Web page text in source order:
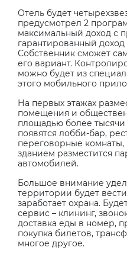
Отель будет
предусмотрел 2
максимальный доход с
гарантированный
Собственник сможет
его вариант.
можно будет из
этого мобильного
На первых этажах
помещения и
площадью более тысячи
появятся лобби-бар,
переговорные комнаты,
зданием разместится
автомобилей.
Большое внимание
территории будет
заработает охрана.
сервис – клининг,
доставка еды в номер,
покупка билетов,
многое другое.